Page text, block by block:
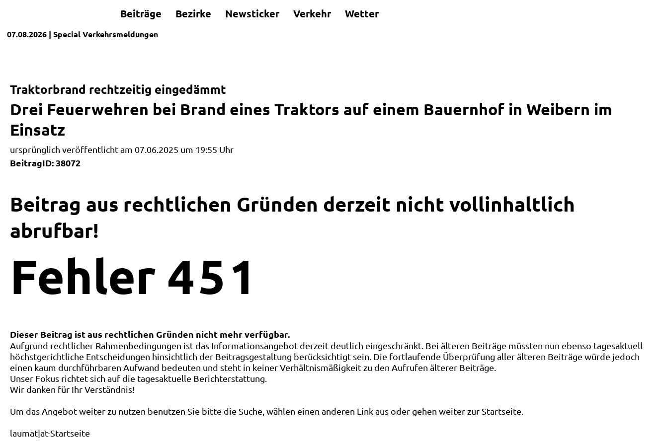
Beiträge Bezirke Newsticker Verkehr Wetter
07.08.2026 | SpecialVerkehrsmeldungen
Traktorbrand rechtzeitig eingedämmt
Drei Feuerwehren bei Brand eines Traktors auf einem Bauernhof in Weibern im
Einsatz
ursprünglich veröffentlicht am 07.06.2025 um 19:55 Uhr
BeitragID: 38072
Beitrag aus rechtlichen Gründen derzeit nicht vollinhaltlich
abrufbar!
Fehler 4 5 1
Dieser Beitrag ist aus rechtlichen Gründen nicht mehr verfügbar.
Aufgrund rechtlicher Rahmenbedingungen ist das Informationsangebot derzeit deutlich eingeschränkt. Bei älteren Beiträge müssten nun ebenso tagesaktuell
höchstgerichtliche Entscheidungen hinsichtlich der Beitragsgestaltung berücksichtigt sein. Die fortlaufende Überprüfung aller älteren Beiträge würde jedoch
einen kaum durchführbaren Aufwand bedeuten und steht in keiner Verhältnismäßigkeit zu den Aufrufen älterer Beiträge.
Unser Fokus richtet sich auf die tagesaktuelle Berichterstattung.
Wir danken für Ihr Verständnis!
Um das Angebot weiter zu nutzen benutzen Sie bitte die Suche, wählen einen anderen Link aus oder gehen weiter zur Startseite.
laumat|at-Startseite